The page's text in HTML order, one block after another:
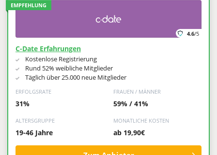
diese Fragen ein.
EMPFEHLUNG
4.6/5
C-Date Erfahrungen
Kostenlose Registrierung
Rund 52% weibliche Mitglieder
Täglich über 25.000 neue Mitglieder
ERFOLGSRATE
31%
FRAUEN / MÄNNER
59% / 41%
ALTERSGRUPPE
19-46 Jahre
MONATLICHE KOSTEN
ab 19,90€